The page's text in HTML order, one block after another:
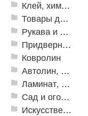
Клей, химия, сопутствующие товары
Товары для дома
Рукава и шланги промышленные
Придверные решетки
Ковролин
Автолин, Транслин, Линолеум
Ламинат, Кварцвиниловая плитка SPC
Сад и огород
Искусственная трава